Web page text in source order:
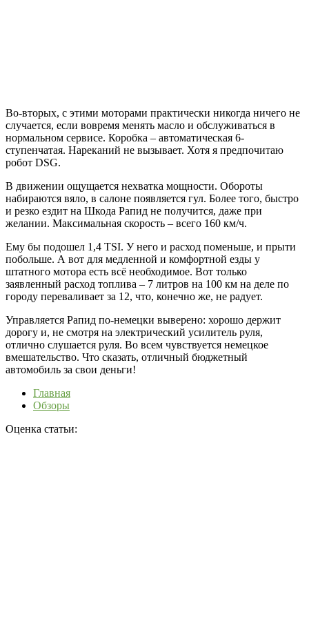
Во-вторых, с этими моторами практически никогда ничего не
случается, если вовремя менять масло и обслуживаться в
нормальном сервисе. Коробка – автоматическая 6-
ступенчатая. Нареканий не вызывает. Хотя я предпочитаю
робот DSG.
В движении ощущается нехватка мощности. Обороты
набираются вяло, в салоне появляется гул. Более того, быстро
и резко ездит на Шкода Рапид не получится, даже при
желании. Максимальная скорость – всего 160 км/ч.
Ему бы подошел 1,4 TSI. У него и расход поменьше, и прыти
побольше. А вот для медленной и комфортной езды у
штатного мотора есть всё необходимое. Вот только
заявленный расход топлива – 7 литров на 100 км на деле по
городу переваливает за 12, что, конечно же, не радует.
Управляется Рапид по-немецки выверено: хорошо держит
дорогу и, не смотря на электрический усилитель руля,
отлично слушается руля. Во всем чувствуется немецкое
вмешательство. Что сказать, отличный бюджетный
автомобиль за свои деньги!
Главная
Обзоры
Оценка статьи: